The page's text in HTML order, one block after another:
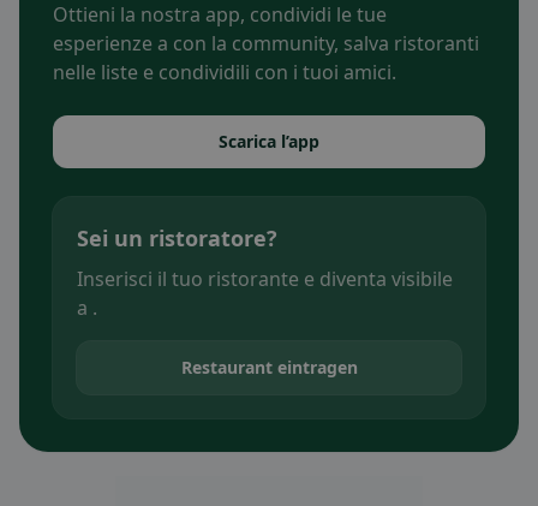
Ottieni la nostra app, condividi le tue
esperienze a con la community, salva ristoranti
nelle liste e condividili con i tuoi amici.
Scarica l’app
Sei un ristoratore?
Inserisci il tuo ristorante e diventa visibile
a .
Restaurant eintragen